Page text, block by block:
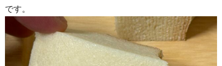
です。